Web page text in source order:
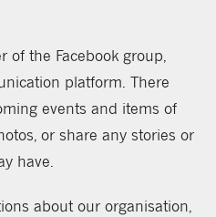
of the Facebook group,
platform. There
events and items of
or share any stories or
have.
about our organisation,